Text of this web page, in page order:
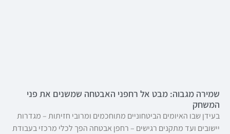
שמירה מגבוה: מבט אל רחפני האבטחה שמשנים את פני
המשחק
בעידן שבו האיומים הביטחוניים מתוחכמים ומרובי חזיתות – מגדרות
יישובים ועד מתקנים רגישים – רחפן אבטחה הפך לכלי מרכזי בעבודת